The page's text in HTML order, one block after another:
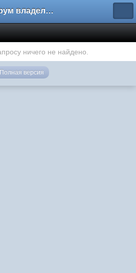
Форум владельцев интернет-магазинов
ничего не найдено.
Полная версия